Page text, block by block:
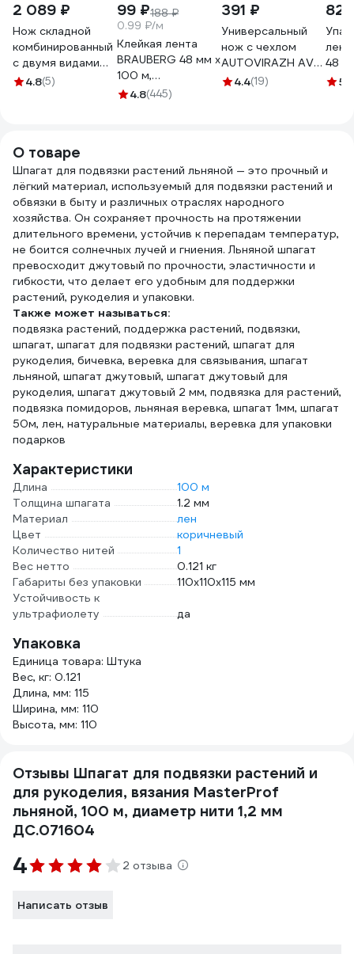
2 089 ₽
Нож складной
комбинированный
с двумя видами
лезвий и
4.8(5)
99 ₽188 ₽
0.99 ₽/м
Клейкая лента
BRAUBERG 48 мм х
100 м,
упаковочная,
4.8(445)
391 ₽
Универсальный
нож с чехлом
AUTOVIRAZH AV-
0905
4.4(19)
82
48
5
О товаре
Шпагат для подвязки растений льняной — это прочный и
лёгкий материал, используемый для подвязки растений и
обвязки в быту и различных отраслях народного
хозяйства. Он сохраняет прочность на протяжении
длительного времени, устойчив к перепадам температур,
не боится солнечных лучей и гниения. Льняной шпагат
превосходит джутовый по прочности, эластичности и
гибкости, что делает его удобным для поддержки
растений, рукоделия и упаковки.
Также может называться:
подвязка растений, поддержка растений, подвязки,
шпагат, шпагат для подвязки растений, шпагат для
рукоделия, бичевка, веревка для связывания, шпагат
льняной, шпагат джутовый, шпагат джутовый для
рукоделия, шпагат джутовый 2 мм, подвязка для растений,
подвязка помидоров, льняная веревка, шпагат 1мм, шпагат
50м, лен, натуральные материалы, веревка для упаковки
подарков
Характеристики
Длина
100 м
Толщина шпагата
1.2 мм
Материал
лен
Цвет
коричневый
Количество нитей
1
Вес нетто
0.121 кг
Габариты без упаковки
110х110х115 мм
Устойчивость к
ультрафиолету
да
Упаковка
Единица товара: Штука
Вес, кг: 0.121
Длина, мм: 115
Ширина, мм: 110
Высота, мм: 110
Отзывы Шпагат для подвязки растений и
для рукоделия, вязания MasterProf
льняной, 100 м, диаметр нити 1,2 мм
ДС.071604
4 2 отзыва
Написать отзыв